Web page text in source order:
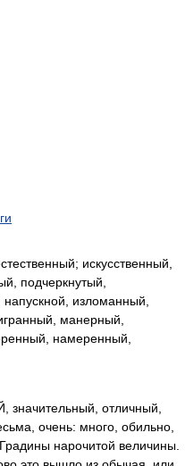
искусственный,
подчеркнутый,
изломанный,
манерный,
намеренный,
отличный,
очень: много, обильно,
нарочитой величины.